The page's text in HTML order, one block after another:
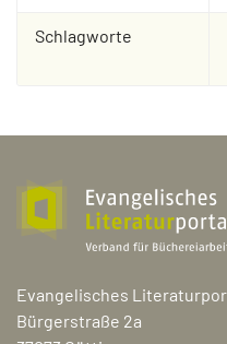
Schlagworte
Evangelisches
Bürgerstraße 2a